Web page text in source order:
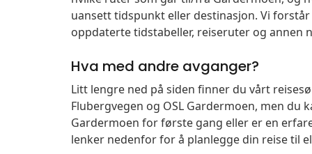
uansett tidspunkt eller destinasjon. Vi
oppdaterte tidstabeller, reiseruter og annen
Hva med andre avganger?
Litt lengre ned på siden finner du vårt
Flubergvegen og OSL Gardermoen, men
Gardermoen for første gang eller er en
lenker nedenfor for å planlegge din reise til